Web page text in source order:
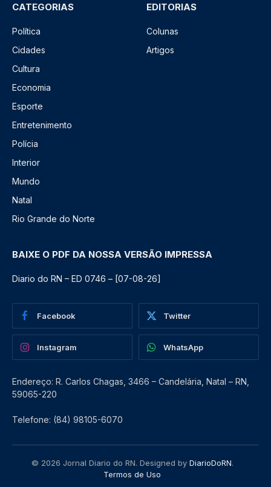
CATEGORIAS
Política
Cidades
Cultura
Economia
Esporte
Entretenimento
Polícia
Interior
Mundo
Natal
Rio Grande do Norte
EDITORIAS
Colunas
Artigos
BAIXE O PDF DA NOSSA VERSÃO IMPRESSA
Diario do RN – ED 0746 – [07-08-26]
Facebook Twitter
Instagram WhatsApp
Endereço: R. Carlos Chagas, 3466 – Candelária, Natal – RN,
59065-220
Telefone: (84) 98105-6070
© 2026 Jornal Diario do RN. Designed by DiarioDoRN.
Termos de Uso